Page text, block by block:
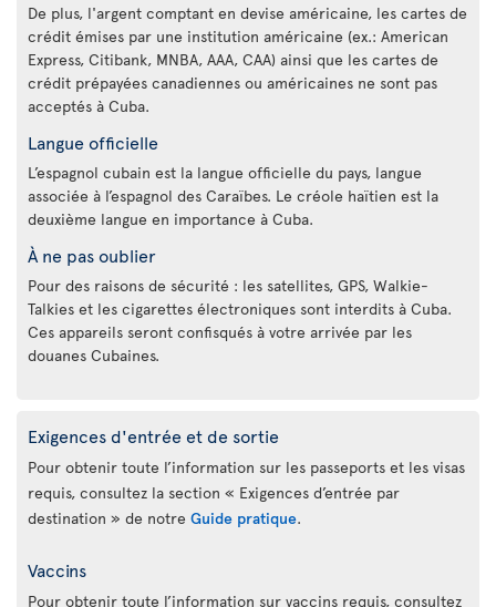
De plus, l'argent comptant en devise américaine, les cartes de
crédit émises par une institution américaine (ex.: American
Express, Citibank, MNBA, AAA, CAA) ainsi que les cartes de
crédit prépayées canadiennes ou américaines ne sont pas
acceptés à Cuba.
Langue officielle
L’espagnol cubain est la langue officielle du pays, langue
associée à l’espagnol des Caraïbes. Le créole haïtien est la
deuxième langue en importance à Cuba.
À ne pas oublier
Pour des raisons de sécurité : les satellites, GPS, Walkie-
Talkies et les cigarettes électroniques sont interdits à Cuba.
Ces appareils seront confisqués à votre arrivée par les
douanes Cubaines.
Exigences d'entrée et de sortie
Pour obtenir toute l’information sur les passeports et les visas
requis, consultez la section « Exigences d’entrée par
destination » de notre Guide pratique.
Vaccins
Pour obtenir toute l’information sur vaccins requis, consultez